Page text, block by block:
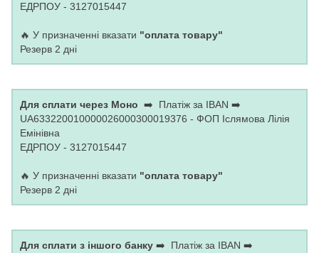
ЕДРПОУ - 3127015447
🔥 У призначенні вказати "оплата товару"
Резерв 2 дні
Для сплати через Моно ➡️ Платіж за IBAN ➡️
UA633220010000026000300019376 - ФОП Іслямова Лілія
Емінівна
ЕДРПОУ - 3127015447
🔥 У призначенні вказати "оплата товару"
Резерв 2 дні
Для сплати з іншого банку ➡️ Платіж за IBAN ➡️